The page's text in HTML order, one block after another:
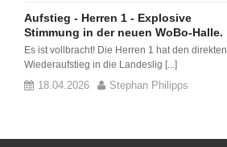
Aufstieg - Herren 1 - Explosive
Stimmung in der neuen WoBo-Halle.
Es ist vollbracht! Die Herren 1 hat den direkten
Wiederaufstieg in die Landeslig [...]
18.04.2026 Stephan Philipps